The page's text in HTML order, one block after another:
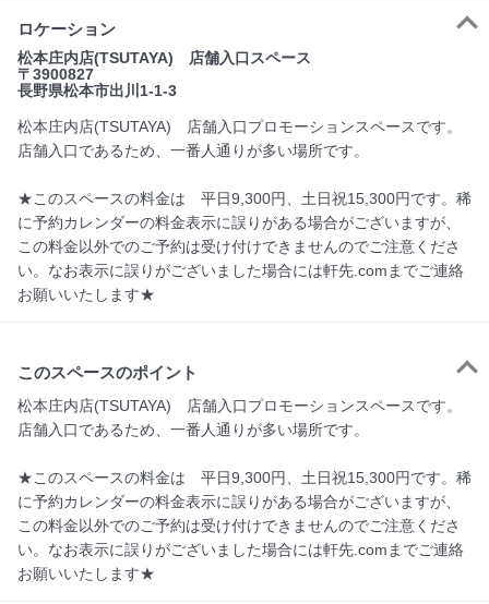
ロケーション
松本庄内店(TSUTAYA) 店舗入口スペース
〒3900827
長野県松本市出川1-1-3
松本庄内店(TSUTAYA) 店舗入口プロモーションスペースです。
店舗入口であるため、一番人通りが多い場所です。
★このスペースの料金は 平日9,300円、土日祝15,300円です。稀
に予約カレンダーの料金表示に誤りがある場合がございますが、
この料金以外でのご予約は受け付けできませんのでご注意くださ
い。なお表示に誤りがございました場合には軒先.comまでご連絡
お願いいたします★
このスペースのポイント
松本庄内店(TSUTAYA)　店舗入口プロモーションスペースです。
店舗入口であるため、一番人通りが多い場所です。
★このスペースの料金は　平日9,300円、土日祝15,300円です。稀
に予約カレンダーの料金表示に誤りがある場合がございますが、
この料金以外でのご予約は受け付けできませんのでご注意くださ
い。なお表示に誤りがございました場合には軒先.comまでご連絡